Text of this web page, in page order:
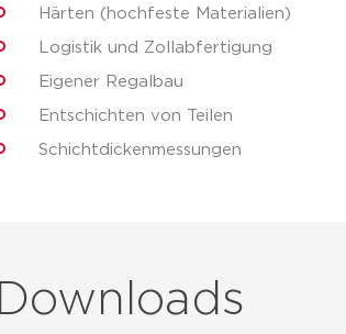
Härten (hochfeste Materialien)
Logistik und Zollabfertigung
Eigener Regalbau
Entschichten von Teilen
Schichtdickenmessungen
Downloads